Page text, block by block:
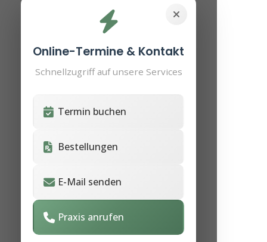
Online-Termine & Kontakt
Schnellzugriff auf unsere Services
Termin buchen
Bestellungen
E-Mail senden
Praxis anrufen